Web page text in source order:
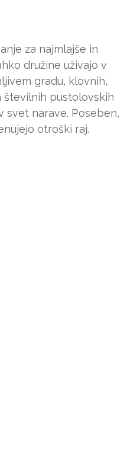
za najmlajše in
družine uživajo v
gradu, klovnih,
številnih pustolovskih
svet narave. Poseben,
otroški raj.